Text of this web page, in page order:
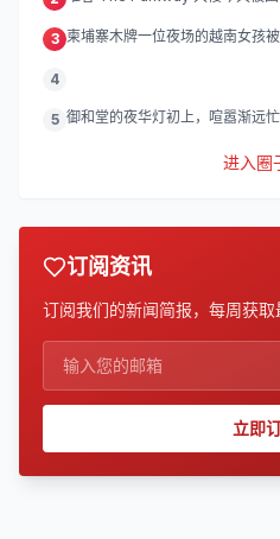
3 柬埔寨木牌一位夜场的越南女孩
4
5 御和堂的夜华灯初上，喧嚣渐远
进入圈
订阅资讯
订阅我们的新闻简报，每周获取
立即